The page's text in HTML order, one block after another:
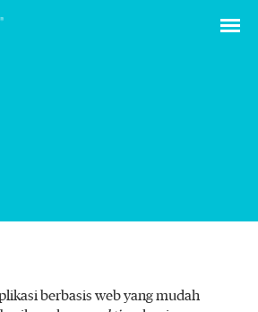
berbasis webyang mudah